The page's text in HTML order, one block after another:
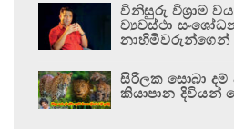
විනිසුරු විශ්‍රාම
ව්‍යවස්ථා
නාහිමිවරුන්ගෙන්
සිරිලක සොබා
කියාපාන දිවියන්